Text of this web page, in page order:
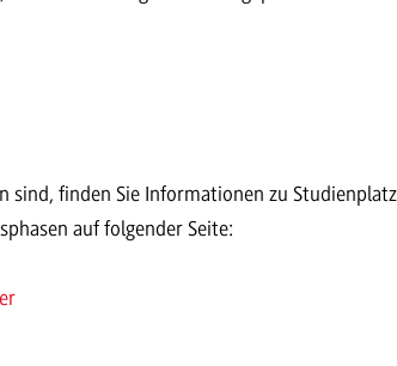
sind, finden Sie Informationen zu
auf folgender Seite: